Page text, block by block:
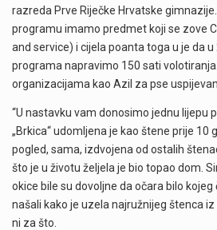
razreda Prve Riječke Hrvatske gimnazije.
programu imamo predmet koji se zove
and service) i cijela poanta toga u je da
programa napravimo 150 sati
organizacijama kao Azil za pse
“U nastavku vam donosimo jednu lijepu
„Brkica“ udomljena je kao štene prije 10
pogled, sama, izdvojena od ostalih
što je u životu željela je bio topao dom.
okice bile su dovoljne da očara bilo
našali kako je uzela najružnijeg štenca
ni za što.